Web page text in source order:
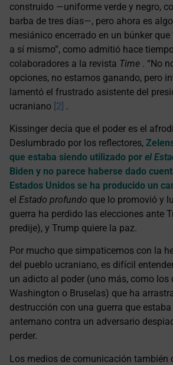
construido —uniforme verde y negro,
barba de tres días—, pero ahora es
mesiánico encerrado en un búnker que
a sí mismo”, como admitió hace
colaboradores a la revista Time . “No
opciones, no estamos ganando, pero
lamentó el frustrado asistente del
ucraniano [2] .
Kissinger decía que el poder es el
Deslumbrado por los reflectores,
que estaba siendo utilizado por el
Biden y no parece haberse dado
Estados Unidos se ha producido un
el Estado profundo que lo promovió y
guerra ha perdido las elecciones ante
predije), y Trump quiere la paz.
Por mucho que simpaticemos con la
del pueblo ucraniano, es difícil
un adicto al poder (uno más, como los
Washington o Bruselas) que ha
destrucción con una guerra que
antemano contra un adversario
perder.
Los medios de comunicación también